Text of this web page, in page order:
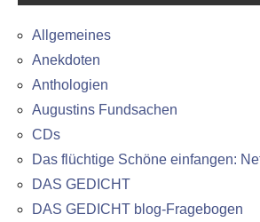
Allgemeines
Anekdoten
Anthologien
Augustins Fundsachen
CDs
Das flüchtige Schöne einfangen:
DAS GEDICHT
DAS GEDICHT blog-Fragebogen